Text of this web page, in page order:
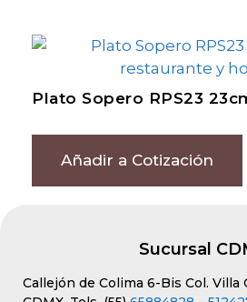
Plato Sopero RPS23
Añadir a Cotización
Sucursal
Callejón de Colima 6-Bis Col. Villa